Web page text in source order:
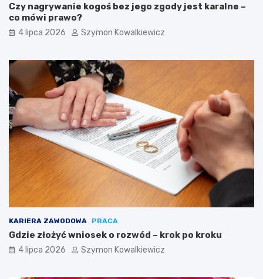
Czy nagrywanie kogoś bez jego zgody jest karalne –
co mówi prawo?
4 lipca 2026 Szymon Kowalkiewicz
KARIERA ZAWODOWA PRACA
Gdzie złożyć wniosek o rozwód – krok po kroku
4 lipca 2026 Szymon Kowalkiewicz